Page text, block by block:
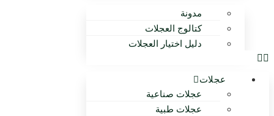
مدونة
كتالوج العجلات
دليل اختيار العجلات
عجلات
عجلات صناعية
عجلات طبية